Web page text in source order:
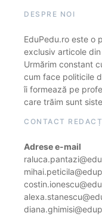
DESPRE NOI
EduPedu.ro este o
exclusiv articole
Urmărim constant
cum face politicile
îi formează pe
care trăim sunt
CONTACT
Adrese e-mail